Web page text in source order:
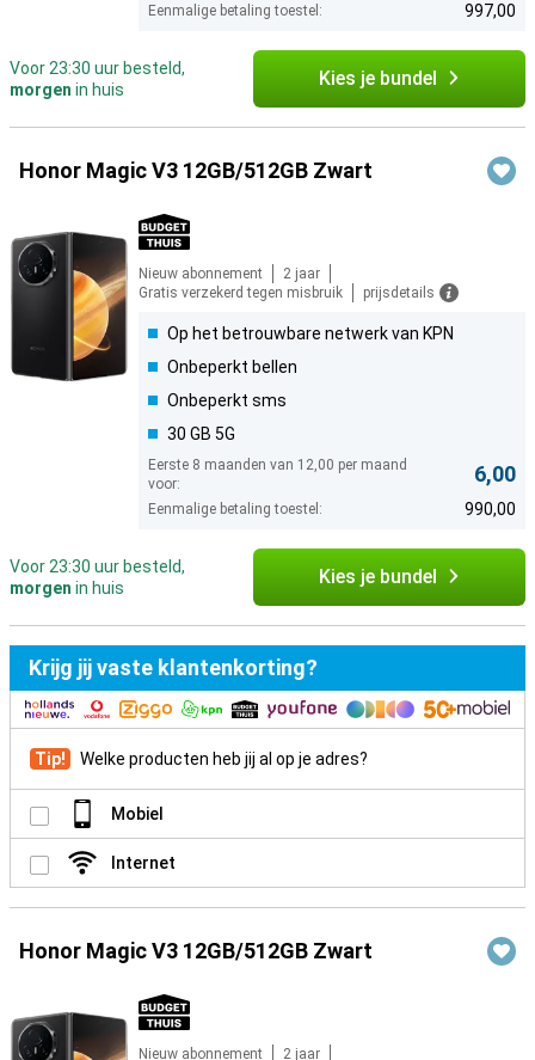
Eenmalige betaling toestel: 997,00
Voor 23:30 uur besteld,
morgen in huis Kies je bundel
Honor Magic V3 12GB/512GB Zwart
Nieuw abonnement
2 jaar
Gratis verzekerd tegen misbruik
prijsdetails
Op het betrouwbare netwerk van KPN
Onbeperkt bellen
Onbeperkt sms
30 GB 5G
Eerste 8 maanden van 12,00 per maand
voor:
6,00
Eenmalige betaling toestel: 990,00
Voor 23:30 uur besteld,
morgen in huis Kies je bundel
Krijg jij vaste klantenkorting?
Tip! Welke producten heb jij al op je adres?
Mobiel
Internet
Honor Magic V3 12GB/512GB Zwart
Nieuw abonnement
2 jaar